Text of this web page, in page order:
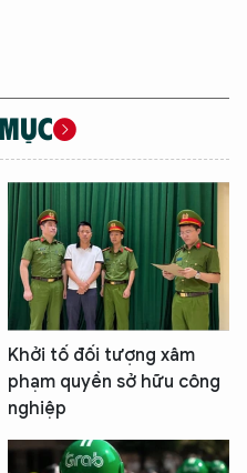
Khởi tố đối tượng xâm
phạm quyền sở hữu công
nghiệp